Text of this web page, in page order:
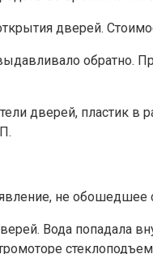
дверей.
обратно.
дверей, пластик в
не обошедшее
Вода попадала